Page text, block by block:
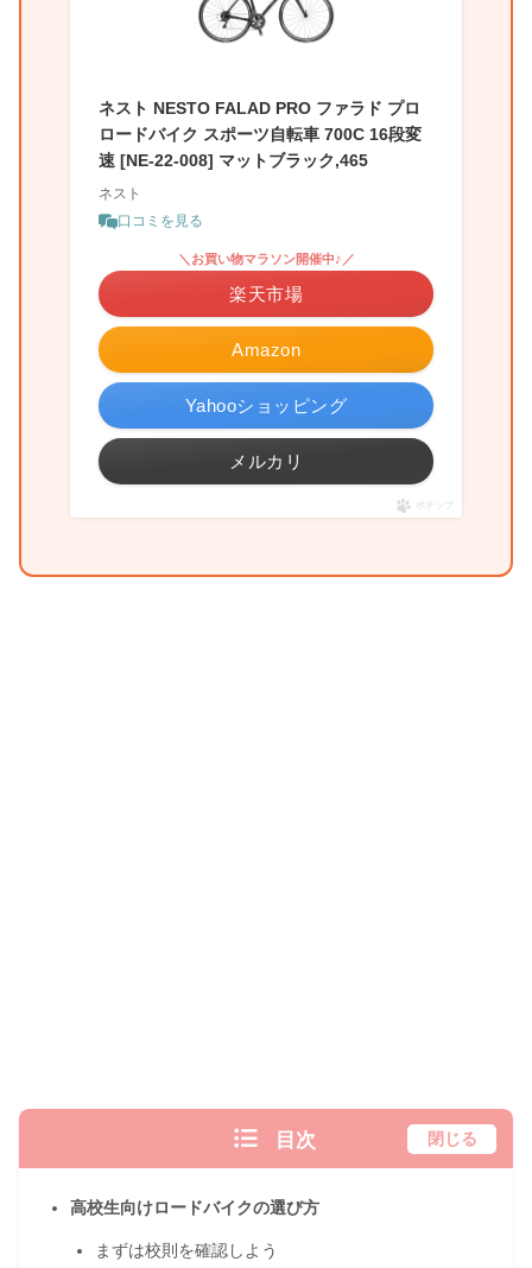
ネスト NESTO FALAD PRO ファラド プロ
ロードバイク スポーツ自転車 700C 16段変
速 [NE-22-008] マットブラック,465
ネスト
口コミを見る
Amazon
＼お買い物マラソン開催中♪／
楽天市場
Yahooショッピング
メルカリ
ポチップ
目次 閉じる
高校生向けロードバイクの選び方
まずは校則を確認しよう